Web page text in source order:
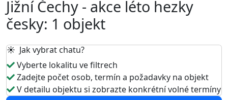
Jižní Čechy - akce léto hezky
česky: 1 objekt
☀️ Jak vybrat chatu?
Vyberte lokalitu ve filtrech
Zadejte počet osob, termín a požadavky na objekt
V detailu objektu si zobrazte konkrétní volné termíny